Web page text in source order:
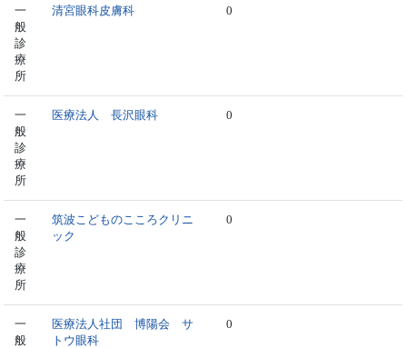
一
般
診
療
所
清宮眼科皮膚科 0
一
般
診
療
所
医療法人 長沢眼科 0
一
般
診
療
所
筑波こどものこころクリニ
ック
0
一
般
医療法人社団 博陽会 サ
トウ眼科
0